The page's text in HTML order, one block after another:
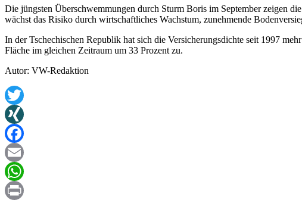
Die jüngsten Überschwemmungen durch Sturm Boris im September zeigen
wächst das Risiko durch wirtschaftliches Wachstum, zunehmende
In der Tschechischen Republik hat sich die Versicherungsdichte seit 1997
Fläche im gleichen Zeitraum um 33 Prozent zu.
Autor: VW-Redaktion
Twitter
XING
Facebook
Email
WhatsApp